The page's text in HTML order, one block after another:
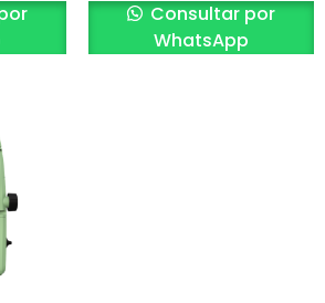
Consultar por
WhatsApp